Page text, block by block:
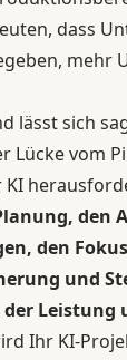
dass
mehr
lässt sich
Lücke vom
den
den
und
Leistung
Ihr KI-